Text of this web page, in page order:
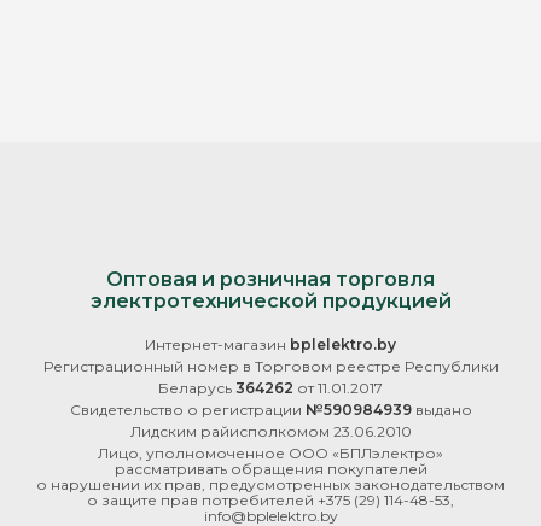
Оптовая и розничная торговля
электротехнической продукцией
Интернет-магазин bplelektro.by
Регистрационный номер в Торговом реестре Республики
Беларусь 364262 от 11.01.2017
Свидетельство о регистрации №590984939выдано
Лидским райисполкомом 23.06.2010
Лицо, уполномоченное ООО «БПЛэлектро»
рассматривать обращения покупателей
о нарушении их прав, предусмотренных законодательством
о защите прав потребителей +375 (29) 114-48-53
info@bplelektro.by